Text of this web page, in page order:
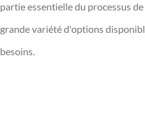
partie essentielle du processus
grande variété d'options
besoins.